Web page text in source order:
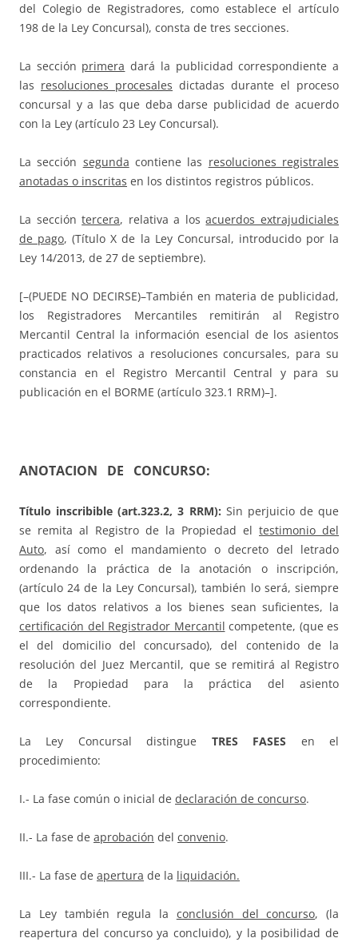
del Colegio de Registradores, como establece el artículo
198 de la Ley Concursal), consta de tres secciones.
La sección primera dará la publicidad correspondiente a
las resoluciones procesales dictadas durante el proceso
concursal y a las que deba darse publicidad de acuerdo
con la Ley (artículo 23 Ley Concursal).
La sección segunda contiene las resoluciones registrales
anotadas o inscritas en los distintos registros públicos.
La seccióntercera, relativa a losacuerdos extrajudiciales
de pago, (Título X de la Ley Concursal, introducido por la
Ley 14/2013, de 27 de septiembre).
[–(PUEDE NO DECIRSE)–También en materia de publicidad,
los Registradores Mercantiles remitirán al Registro
Mercantil Central la información esencial de los asientos
practicados relativos a resoluciones concursales, para su
constancia en el Registro Mercantil Central y para su
publicación en el BORME (artículo 323.1 RRM)–].
ANOTACION DE CONCURSO:
Título inscribible (art.323.2, 3 RRM): Sin perjuicio de que
se remita al Registro de la Propiedad el testimonio del
Auto, así como el mandamiento o decreto del letrado
ordenando la práctica de la anotación o inscripción,
(artículo 24 de la Ley Concursal), también lo será, siempre
que los datos relativos a los bienes sean suficientes, la
certificación del Registrador Mercantil competente, (que es
el del domicilio del concursado), del contenido de la
resolución del Juez Mercantil, que se remitirá al Registro
de la Propiedad para la práctica del asiento
correspondiente.
La Ley Concursal distingue TRES FASES en el
procedimiento:
I.- La fase común o inicial de declaración de concurso.
II.- La fase de aprobación del convenio.
III.- La fase de apertura de la liquidación.
La Ley también regula la conclusión del concurso, (la
reapertura del concurso ya concluido), y la posibilidad de